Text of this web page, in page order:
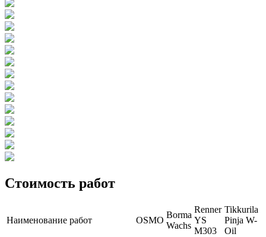
Стоимость работ
Наименование работ OSMO
Borma
Wachs
Renner
YS
M303
Tikkurila
Pinja W-
Oil